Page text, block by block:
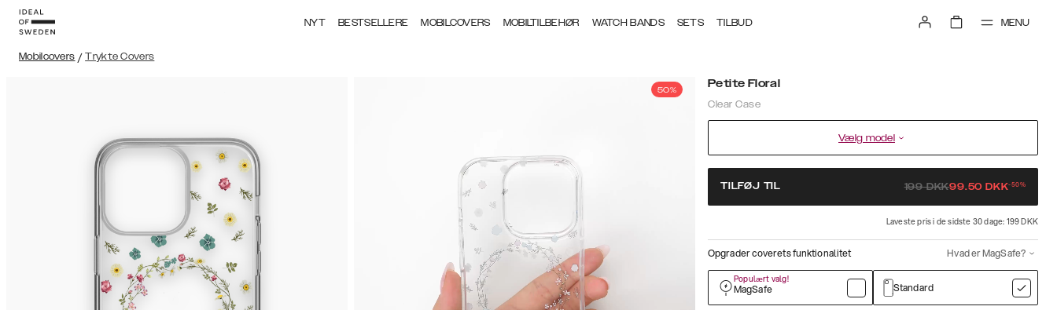
NYT BESTSELLERE MOBILCOVERS MOBILTILBEHØR WATCH BANDS SETS TILBUD MENU
Mobilcovers / Trykte Covers
50% Petite Floral
Clear Case
Vælg model
TILFØJ TIL 199DKK99.50 DKK-50%
Laveste pris i de sidste 30 dage: 199 DKK
Opgrader coverets funktionalitet Hvad er MagSafe?
Populært valg!
MagSafe Standard